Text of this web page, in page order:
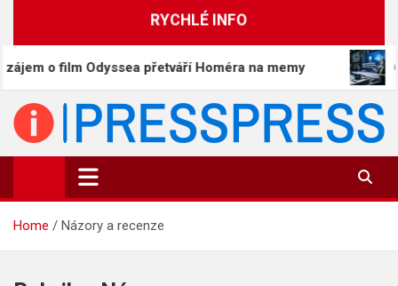
RYCHLÉ INFO
Odyssea přetváří Homéra na memy Čína
PressPress.cz
Vaše zprávy v souvislostech
Home Názory a recenze